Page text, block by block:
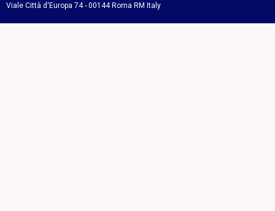
Viale Città d'Europa 74 - 00144 Roma RM Italy